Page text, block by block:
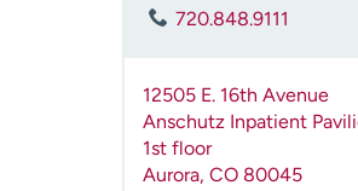
720.848.9111
12505 E. 16th Avenue
Anschutz Inpatient
1st floor
Aurora, CO 80045